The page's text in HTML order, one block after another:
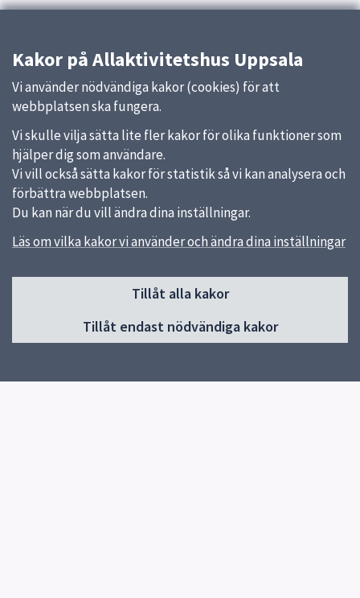
Kakor på Allaktivitetshus Uppsala
Vi använder nödvändiga kakor (cookies) för att
webbplatsen ska fungera.
Vi skulle vilja sätta lite fler kakor för olika funktioner som
hjälper dig som användare.
Vi vill också sätta kakor för statistik så vi kan analysera och
förbättra webbplatsen.
Du kan när du vill ändra dina inställningar.
Läs om vilka kakor vi använder och ändra dina inställningar
Tillåt alla kakor
Tillåt endast nödvändiga kakor
Sidfot
Gottsunda allaktivitetshus